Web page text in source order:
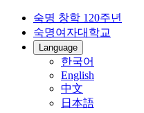
숙명 창학 120주년
숙명여자대학교
Language
한국어
English
中文
日本語